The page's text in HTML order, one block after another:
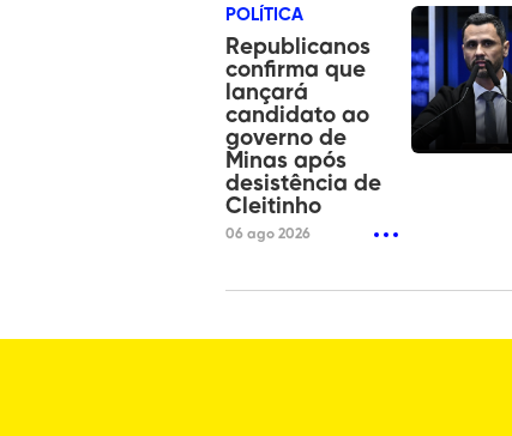
POLÍTICA
Republicanos
confirma que
lançará
candidato ao
governo de
Minas após
desistência de
Cleitinho
06 ago 2026